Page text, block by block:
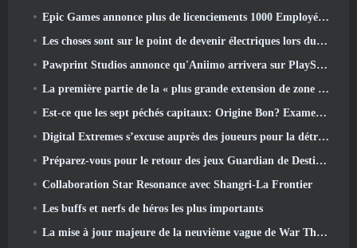
Epic Games annonce plus de licenciements 1000 Employés, Citant « Recul de l’engagement Fortnite »
Les choses sont sur le point de devenir électriques lors du prochain événement de réplique d’Apex Legends
Pawprint Studios annonce qu'Aniimo arrivera sur PlayStation 5 Et l'Epic Games Store lors des lancements
La première partie de la « plus grande extension de zone » de l’histoire de RuneScape est lancée aujourd’hui
Est-ce que les sept péchés capitaux: Origine Bon? Examen honnête
Digital Extremes s’excuse auprès des joueurs pour la détresse causée par les « invitations néfastes » dans Warframe
Préparez-vous pour le retour des jeux Guardian de Destiny 2
Collaboration Star Resonance avec Shangri-La Frontier
Les buffs et nerfs de héros les plus importants
La mise à jour majeure de la neuvième vague de War Thunder améliore l'apparence des batailles navales avec des visuels aquatiques améliorés